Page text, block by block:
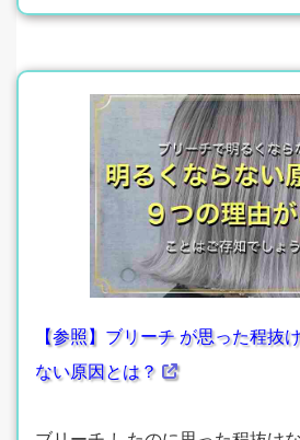
【参照】ブリーチ が思った程抜
ない原因とは？